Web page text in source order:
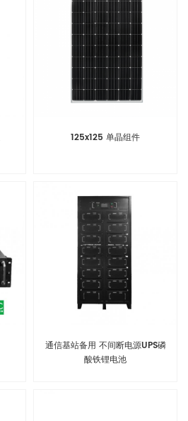
125x125 单晶组件
通信基站备用 不间断电源UPS磷
酸铁锂电池